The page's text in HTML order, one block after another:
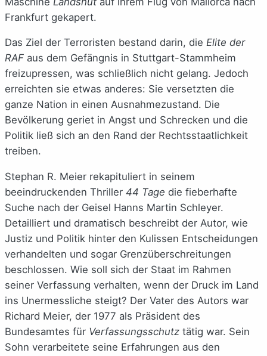
Frankfurt gekapert.
Das Ziel der Terroristen bestand darin, die Elite der
RAF aus dem Gefängnis in Stuttgart-Stammheim
freizupressen, was schließlich nicht gelang. Jedoch
erreichten sie etwas anderes: Sie versetzten die
ganze Nation in einen Ausnahmezustand. Die
Bevölkerung geriet in Angst und Schrecken und die
Politik ließ sich an den Rand der Rechtsstaatlichkeit
treiben.
Stephan R. Meier rekapituliert in seinem
beeindruckenden Thriller 44 Tage die fieberhafte
Suche nach der Geisel Hanns Martin Schleyer.
Detailliert und dramatisch beschreibt der Autor, wie
Justiz und Politik hinter den Kulissen Entscheidungen
verhandelten und sogar Grenzüberschreitungen
beschlossen. Wie soll sich der Staat im Rahmen
seiner Verfassung verhalten, wenn der Druck im Land
ins Unermessliche steigt? Der Vater des Autors war
Richard Meier, der 1977 als Präsident des
Bundesamtes für Verfassungsschutz tätig war. Sein
Sohn verarbeitete seine Erfahrungen aus den